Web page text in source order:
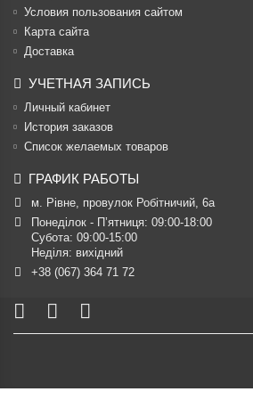
Условия пользования сайтом
Карта сайта
Доставка
УЧЕТНАЯ ЗАПИСЬ
Личный кабинет
История заказов
Список желаемых товаров
ГРАФИК РАБОТЫ
м. Рівне, провулок Робітничий, 6а
Понеділок - П’ятниця: 09:00-18:00
Субота: 09:00-15:00
Неділя: вихідний
+38 (067) 364 71 72